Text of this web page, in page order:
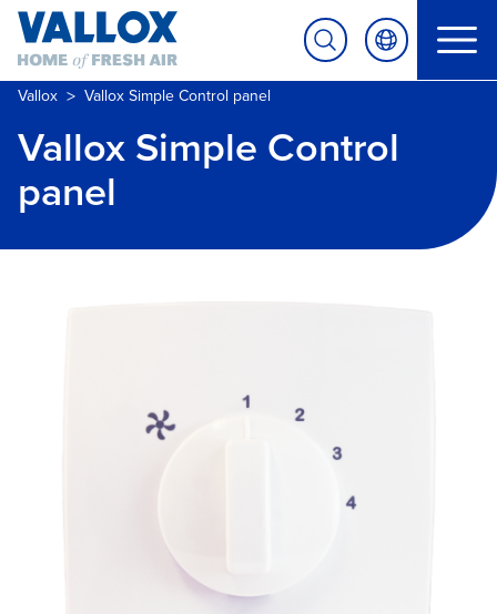
Vallox > Vallox Simple Control panel
Vallox Simple Control
panel